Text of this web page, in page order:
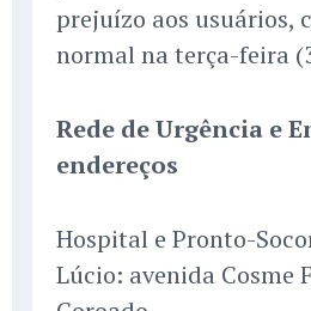
prejuízo aos usuários,
normal na terça-feira
Rede de Urgência e
endereços
Hospital e Pronto-
Lúcio: avenida Cosme